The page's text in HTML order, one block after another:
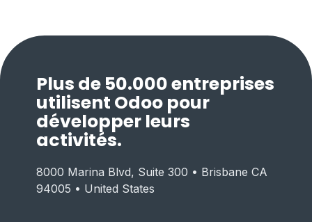
Plus de 50.000 entreprises
utilisent Odoo pour
développer leurs
activités.
8000 Marina Blvd, Suite 300 • Brisbane CA
94005 • United States